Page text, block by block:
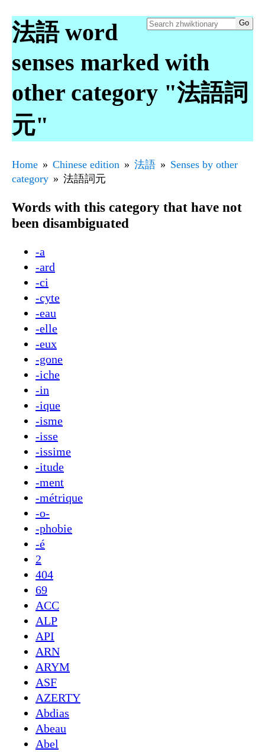
法語 word
senses marked with
other category "法語詞
元"
Home Chinese edition 法語
Senses by other
category
法語詞元
Words with this category that have not
been disambiguated
-a
-ard
-ci
-cyte
-eau
-elle
-eux
-gone
-iche
-in
-ique
-isme
-isse
-issime
-itude
-ment
-métrique
-o-
-phobie
-é
2
404
69
ACC
ALP
API
ARN
ARYM
ASF
AZERTY
Abdias
Abeau
Abel